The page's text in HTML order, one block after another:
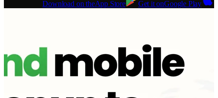
Download on theApp Store Get it onGoogle Play